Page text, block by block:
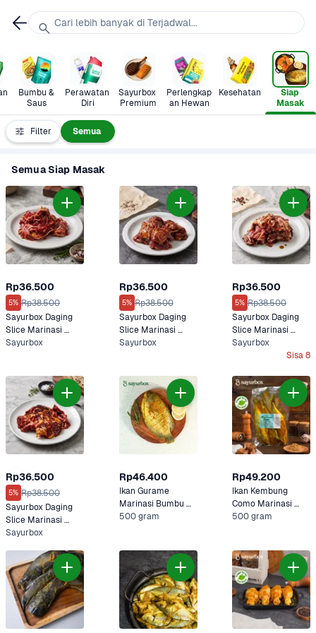
Bumbu &
Saus
Perawatan
Diri
Sayurbox
Premium
Perlengkap
an Hewan
Kesehatan
Siap
Masak
Filter Semua
Semua Siap Masak
Rp36.500
5% Rp38.500
Sayurbox Daging
Slice Marinasi
Barbeque 250
Sayurbox
Rp36.500
5% Rp38.500
Sayurbox Daging
Slice Marinasi
Yakiniku 250 gram
Sayurbox
Rp36.500
5% Rp38.500
Sayurbox Daging
Slice Marinasi
Teriyaki 250 gram
Sayurbox
Sisa 8
Rp36.500
5% Rp38.500
Sayurbox Daging
Slice Marinasi
Bulgogi 250 gram
Sayurbox
Rp46.400
Ikan Gurame
Marinasi Bumbu
Kuning Sayurbox
500 gram
Rp49.200
Ikan Kembung
Como Marinasi
Bumbu Kuning
500 gram
Cari lebih banyak di Terjadwal...